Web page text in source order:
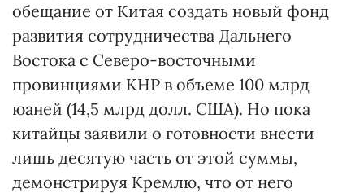
обещание от Китая создать новый фонд
развития сотрудничества Дальнего
Востока с Северо-восточными
провинциями КНР в объеме 100 млрд
юаней (14,5 млрд долл. США). Но пока
китайцы заявили о готовности внести
лишь десятую часть от этой суммы,
демонстрируя Кремлю, что от него